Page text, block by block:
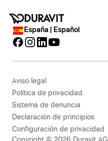
España | Español
Aviso legal
Política de privacidad
Sistema de denuncia
Declaración de principios
Configuración de privacidad